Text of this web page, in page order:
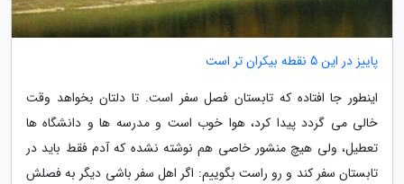
پاییز در این 5 نقطه بیکران تر است
اینطور جا افتاده که تابستان فصل سفر است. تا دلتان بخواهد وقت
خالی می گردد پیدا کرد، هوا خوب است و مدرسه ها و دانشگاه ها
تعطیل، ولی هیچ منشور خاصی هم نوشته نشده که آدم فقط باید در
تابستان سفر کند و رو راست بگوییم: اگر اهل سفر باشی دیگر به فصلش